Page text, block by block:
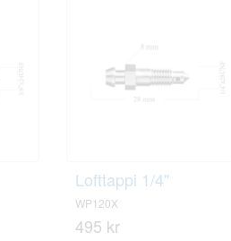
Lofttappi 1/4"
WP120X
495 kr